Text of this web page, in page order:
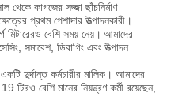
থেকে কাগজের সজ্জা ছাঁচনির্মাণ
প্রথম পেশাদার উত্পাদনকারী।
বেশি সময় নেয়। আমাদের
সমাবেশ, ডিবাগিং এবং উত্পাদন
দুর্দান্ত কর্মচারীর মালিক। আমাদের
টিরও বেশি মানের নিয়ন্ত্রণ কর্মী রয়েছেন,